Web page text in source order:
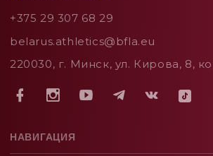
+375 29 307 68 29
belarus.athletics@bfla.eu
220030, г. Минск, ул. Кирова, 8,
НАВИГАЦИЯ